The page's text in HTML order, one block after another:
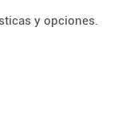
y opciones.